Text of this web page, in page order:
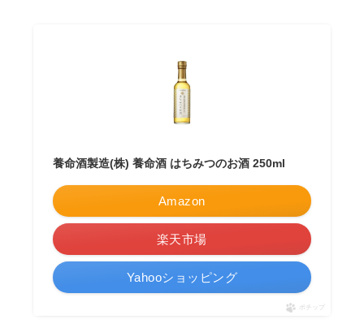
養命酒製造(株) 養命酒 はちみつのお酒 250ml
Amazon
楽天市場
Yahooショッピング
ポチップ